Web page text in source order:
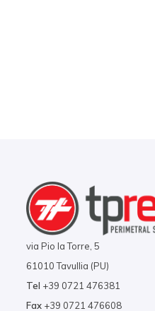
via Pio la Torre, 5
61010 Tavullia (PU)
Tel +39 0721 476381
Fax +39 0721 476608